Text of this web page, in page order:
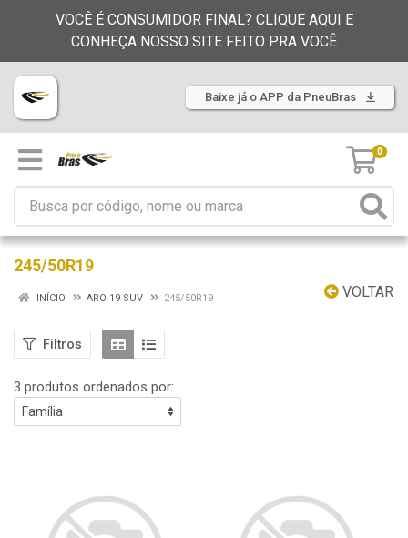
VOCÊ É CONSUMIDOR FINAL? CLIQUE AQUI E
CONHEÇA NOSSO SITE FEITO PRA VOCÊ
Baixe já o APP da PneuBras
0
245/50R19
VOLTAR
INÍCIO ARO 19 SUV 245/50R19
Filtros
3 produtos ordenados por: